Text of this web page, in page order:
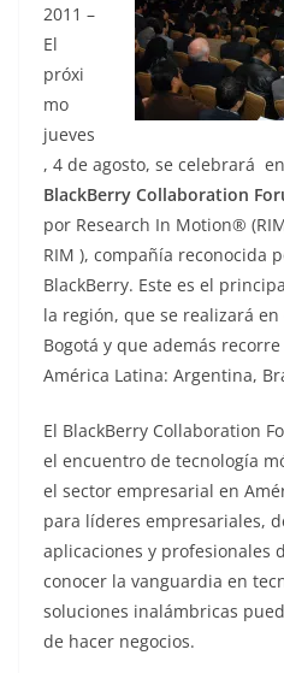
2011 –
El
próxi
mo
jueves
, 4 de agosto, se celebrará
BlackBerry Collaboration
por Research In Motion®
RIM ), compañía reconocida
BlackBerry. Este es el
la región, que se realizará
Bogotá y que además
América Latina: Argentina,
El BlackBerry Collaboration
el encuentro de tecnología
el sector empresarial en
para líderes empresariales,
aplicaciones y profesionales
conocer la vanguardia en
soluciones inalámbricas
de hacer negocios.